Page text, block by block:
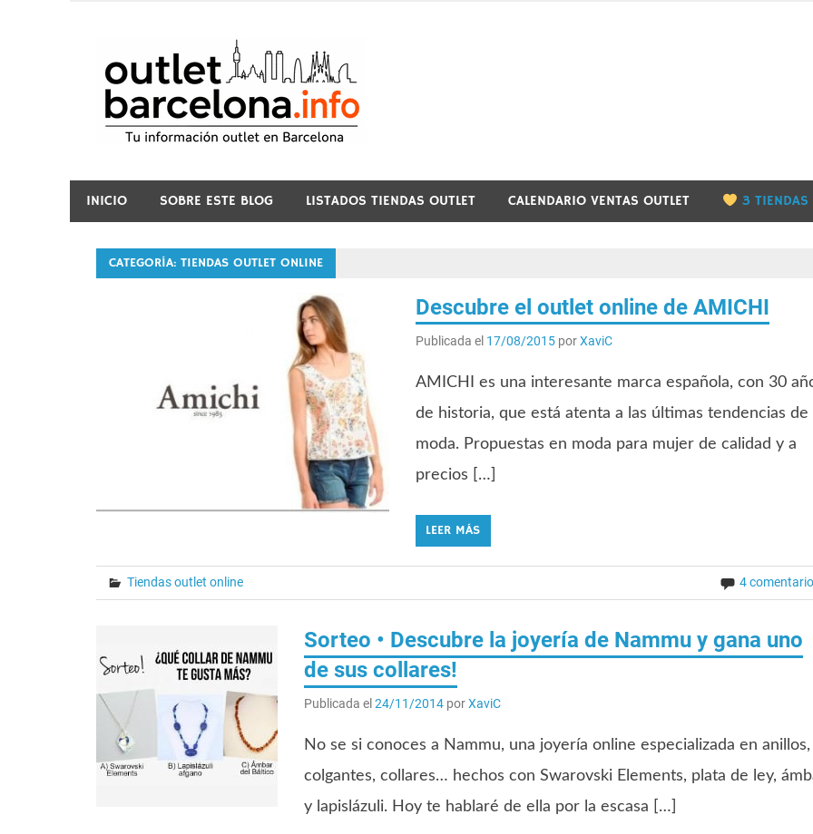
INICIO SOBRE ESTE BLOG LISTADOS TIENDAS OUTLET CALENDARIO VENTAS OUTLET 3 TIENDAS
CATEGORÍA: TIENDAS OUTLET ONLINE
Descubre el outlet online de AMICHI
Publicada el 17/08/2015 porXaviC
AMICHI es una interesante marca española, con 30
de historia, que está atenta a las últimas tendencias de
moda. Propuestas en moda para mujer de calidad y a
precios […]
LEER MÁS
Tiendas outlet online 4
Sorteo • Descubre la joyería de Nammu y gana uno
de sus collares!
Publicada el 24/11/2014porXaviC
No se si conoces a Nammu, una joyería online especializada en anillos,
colgantes, collares… hechos con Swarovski Elements, plata de ley,
y lapislázuli. Hoy te hablaré de ella por la escasa […]